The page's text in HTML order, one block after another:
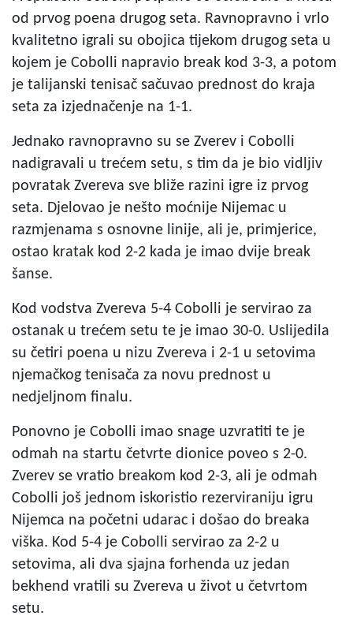
od prvog poena drugog seta. Ravnopravno i vrlo
kvalitetno igrali su obojica tijekom drugog seta u
kojem je Cobolli napravio break kod 3-3, a potom
je talijanski tenisač sačuvao prednost do kraja
seta za izjednačenje na 1-1.
Jednako ravnopravno su se Zverev i Cobolli
nadigravali u trećem setu, s tim da je bio vidljiv
povratak Zvereva sve bliže razini igre iz prvog
seta. Djelovao je nešto moćnije Nijemac u
razmjenama s osnovne linije, ali je, primjerice,
ostao kratak kod 2-2 kada je imao dvije break
šanse.
Kod vodstva Zvereva 5-4 Cobolli je servirao za
ostanak u trećem setu te je imao 30-0. Uslijedila
su četiri poena u nizu Zvereva i 2-1 u setovima
njemačkog tenisača za novu prednost u
nedjeljnom finalu.
Ponovno je Cobolli imao snage uzvratiti te je
odmah na startu četvrte dionice poveo s 2-0.
Zverev se vratio breakom kod 2-3, ali je odmah
Cobolli još jednom iskoristio rezerviraniju igru
Nijemca na početni udarac i došao do breaka
viška. Kod 5-4 je Cobolli servirao za 2-2 u
setovima, ali dva sjajna forhenda uz jedan
bekhend vratili su Zvereva u život u četvrtom
setu.